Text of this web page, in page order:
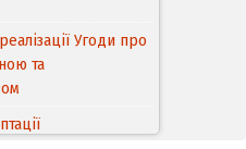
Угоди про
та